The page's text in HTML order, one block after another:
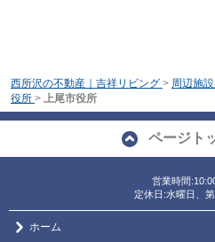
西所沢の不動産｜吉祥リビング > 周辺施
役所 > 上尾市役所
ページト
営業時間
定休日:水曜日、
ホーム